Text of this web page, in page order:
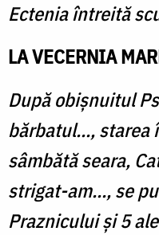
Ectenia întreită
LA VECERNIA
După obișnuitul
bărbatul..., starea
sâmbătă seara,
strigat-am..., se
Praznicului și 5